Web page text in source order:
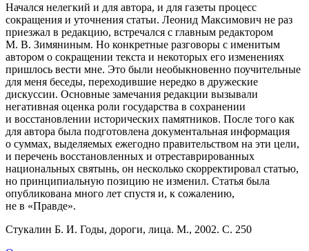
Начался нелегкий и для автора, и для газеты процесс
сокращения и уточнения статьи. Леонид Максимович не раз
приезжал в редакцию, встречался с главным редактором
М. В. Зимяниным. Но конкретные разговоры с именитым
автором о сокращении текста и некоторых его изменениях
пришлось вести мне. Это были необыкновенно поучительные
для меня беседы, переходившие нередко в дружеские
дискуссии. Основные замечания редакции вызывали
негативная оценка роли государства в сохранении
и восстановлении исторических памятников. После того как
для автора была подготовлена документальная информация
о суммах, выделяемых ежегодно правительством на эти цели,
и перечень восстановленных и отреставрированных
национальных святынь, он несколько скорректировал статью,
но принципиальную позицию не изменил. Статья была
опубликована много лет спустя и, к сожалению,
не в «Правде».
Стукалин Б. И. Годы, дороги, лица. М., 2002. С. 250